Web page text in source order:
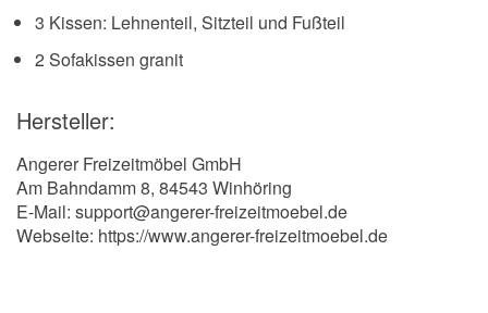
3 Kissen: Lehnenteil, Sitzteil und Fußteil
2 Sofakissen granit
Hersteller:
Angerer Freizeitmöbel GmbH
Am Bahndamm 8, 84543 Winhöring
E-Mail: support@angerer-freizeitmoebel.de
Webseite: https://www.angerer-freizeitmoebel.de